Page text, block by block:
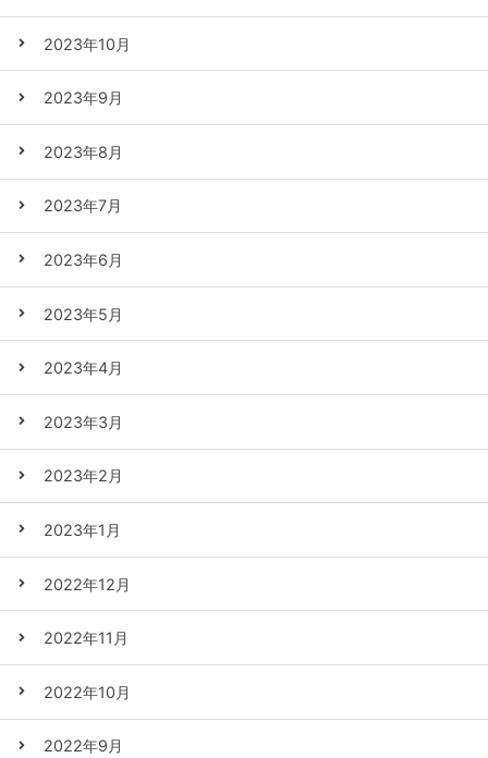
2023年10月
2023年9月
2023年8月
2023年7月
2023年6月
2023年5月
2023年4月
2023年3月
2023年2月
2023年1月
2022年12月
2022年11月
2022年10月
2022年9月